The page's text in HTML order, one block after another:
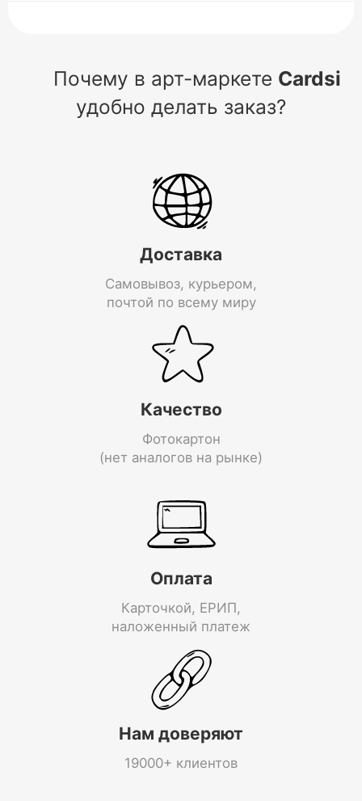
Почему в арт-маркете Cardsi
удобно делать заказ?
Доставка
Самовывоз, курьером,
почтой по всему миру
Качество
Фотокартон
(нет аналогов на рынке)
Оплата
Карточкой, ЕРИП,
наложенный платеж
Нам доверяют
19000+ клиентов